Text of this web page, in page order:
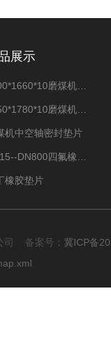
展示
机中空轴密封垫片
橡胶垫片
司 备案号： 冀ICP备